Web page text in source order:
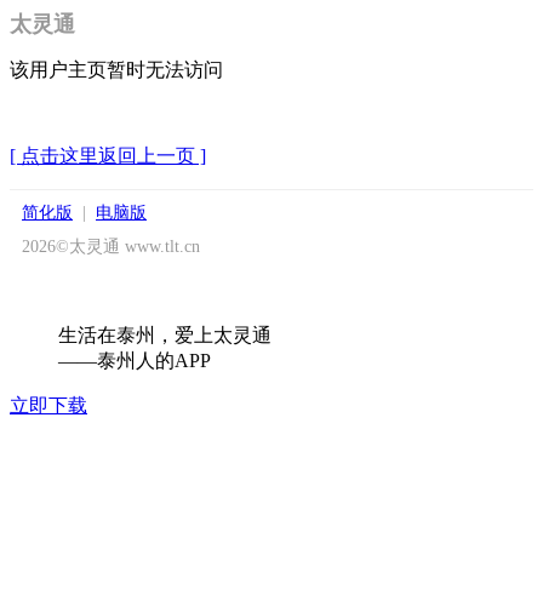
太灵通
该用户主页暂时无法访问
[ 点击这里返回上一页 ]
简化版
电脑版
2026©太灵通 www.tlt.cn
生活在泰州，爱上太灵通
——泰州人的APP
立即下载